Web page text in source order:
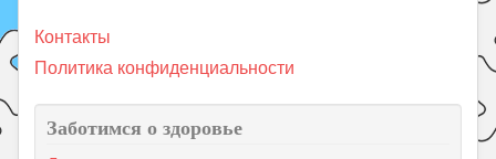
Контакты
Политика конфиденциальности
Заботимся о здоровье